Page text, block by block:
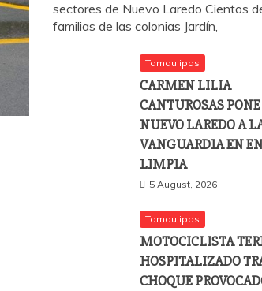
sectores de Nuevo Laredo Cientos
familias de las colonias Jardín,
Tamaulipas
CARMEN LILIA
CANTUROSAS
NUEVO LAREDO A
VANGUARDIA EN
LIMPIA
5 August, 2026
Tamaulipas
MOTOCICLISTA
HOSPITALIZADO
CHOQUE